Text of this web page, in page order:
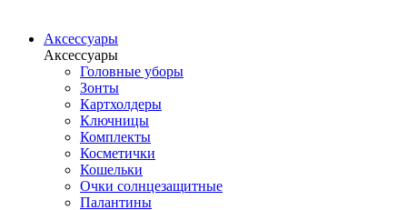
Аксессуары
Аксессуары
Головные уборы
Зонты
Картхолдеры
Ключницы
Комплекты
Косметички
Кошельки
Очки солнцезащитные
Палантины